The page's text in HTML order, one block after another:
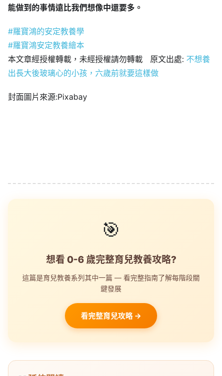
能做到的事情遠比我們想像中還要多。
#羅寶鴻的安定教養學
#羅寶鴻安定教養繪本
本文章經授權轉載，未經授權請勿轉載 原文出處: 不想養
出長大後玻璃心的小孩，六歲前就要這樣做
封面圖片來源:Pixabay
🎯
想看 0-6 歲完整育兒教養攻略?
這篇是育兒教養系列其中一篇 — 看完整指南了解每階段關
鍵發展
看完整育兒攻略 →